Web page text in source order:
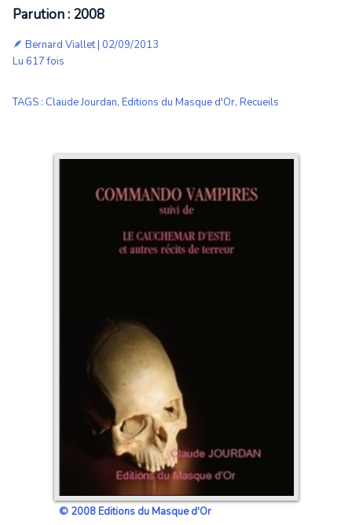
Parution : 2008
🪶 Bernard Viallet| 02/09/2013
Lu 617 fois
TAGS : Claude Jourdan, Editions du Masque d'Or, Recueils
© 2008 Editions du Masque d'Or